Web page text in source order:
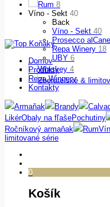
Rum 8
Víno - Sekt 40
Back
Víno - Sekt 40
Prosecco
Repa Winery 18
UBY 6
Whiskey 4
Zberateľské &
Domov
Produkty
Repa Winnery
Kontakty
Armaňak Brandy
LikérObaly na fľašePochutiny
Ročníkový armaňak
Rum
limitované série
0
Košík